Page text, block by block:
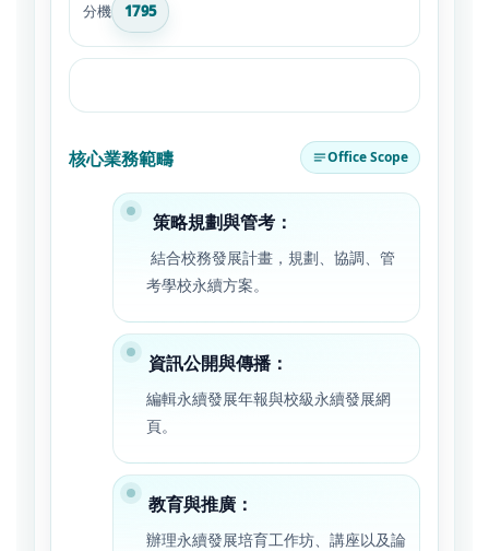
分機 1795
核心業務範疇 Office Scope
策略規劃與管考：
結合校務發展計畫，規劃、協調、管
考學校永續方案。
資訊公開與傳播：
編輯永續發展年報與校級永續發展網
頁。
教育與推廣：
辦理永續發展培育工作坊、講座以及論